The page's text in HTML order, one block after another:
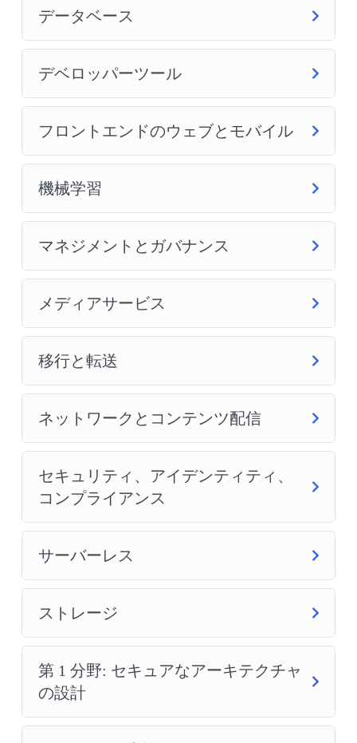
データベース
デベロッパーツール
フロントエンドのウェブとモバイル
機械学習
マネジメントとガバナンス
メディアサービス
移行と転送
ネットワークとコンテンツ配信
セキュリティ、アイデンティティ、
コンプライアンス
サーバーレス
ストレージ
第 1 分野: セキュアなアーキテクチャ
の設計